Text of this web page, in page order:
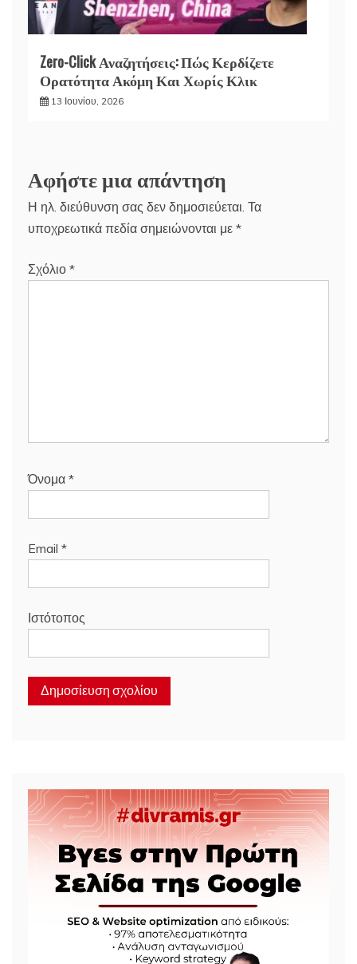
Zero-Click Αναζητήσεις: Πώς Κερδίζετε
Ορατότητα Ακόμη Και Χωρίς Κλικ
13 Ιουνίου, 2026
Αφήστε μια απάντηση
Η ηλ. διεύθυνση σας δεν δημοσιεύεται. Τα
υποχρεωτικά πεδία σημειώνονται με *
Σχόλιο *
Όνομα *
Email *
Ιστότοπος